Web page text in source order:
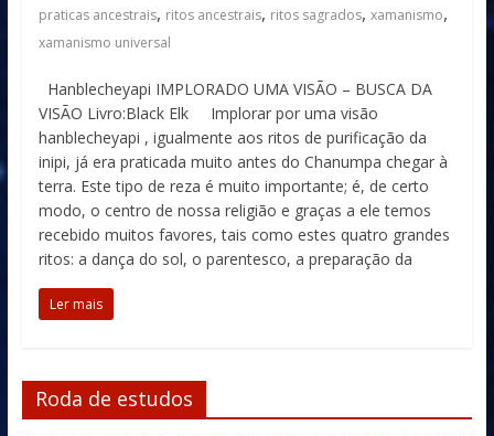
praticas ancestrais, ritos ancestrais, ritos sagrados, xamanismo,
xamanismo universal
Hanblecheyapi IMPLORADO UMA VISÃO – BUSCA DA
VISÃO Livro:Black Elk Implorar por uma visão
hanblecheyapi , igualmente aos ritos de purificação da
inipi, já era praticada muito antes do Chanumpa chegar à
terra. Este tipo de reza é muito importante; é, de certo
modo, o centro de nossa religião e graças a ele temos
recebido muitos favores, tais como estes quatro grandes
ritos: a dança do sol, o parentesco, a preparação da
Ler mais
Roda de estudos